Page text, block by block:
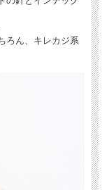
ろん、キレカジ系